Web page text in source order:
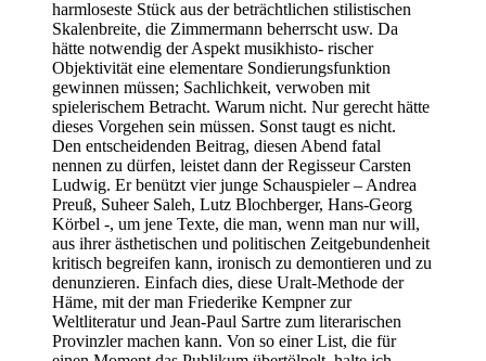
harmloseste Stück aus der beträchtlichen stilistischen
Skalenbreite, die Zimmermann beherrscht usw. Da
hätte notwendig der Aspekt musikhisto- rischer
Objektivität eine elementare Sondierungsfunktion
gewinnen müssen; Sachlichkeit, verwoben mit
spielerischem Betracht. Warum nicht. Nur gerecht hätte
dieses Vorgehen sein müssen. Sonst taugt es nicht.
Den entscheidenden Beitrag, diesen Abend fatal
nennen zu dürfen, leistet dann der Regisseur Carsten
Ludwig. Er benützt vier junge Schauspieler – Andrea
Preuß, Suheer Saleh, Lutz Blochberger, Hans-Georg
Körbel -, um jene Texte, die man, wenn man nur will,
aus ihrer ästhetischen und politischen Zeitgebundenheit
kritisch begreifen kann, ironisch zu demontieren und zu
denunzieren. Einfach dies, diese Uralt-Methode der
Häme, mit der man Friederike Kempner zur
Weltliteratur und Jean-Paul Sartre zum literarischen
Provinzler machen kann. Von so einer List, die für